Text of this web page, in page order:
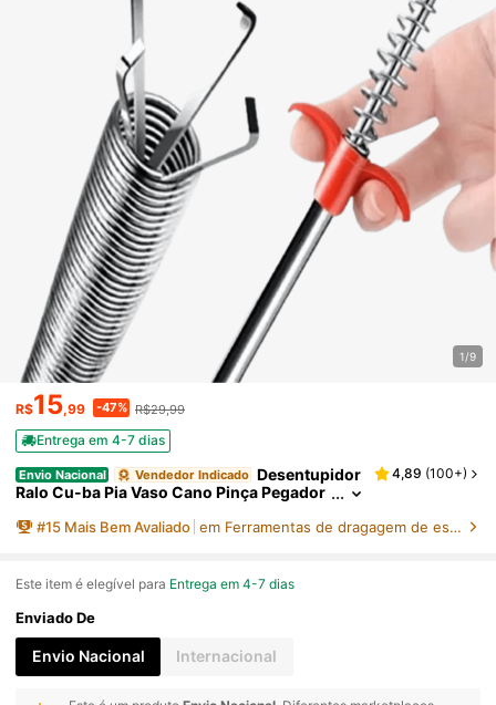
1/9
R$15,99 -47% R$29,99
Entrega em 4-7 dias
Envio Nacional Vendedor Indicado Desentupidor
Ralo Cu-ba Pia Vaso Cano Pinça Pegador
4,89 (100+)
#15 Mais Bem Avaliado em Ferramentas de dragagem de esgoto
Este item é elegível para Entrega em 4-7 dias
Enviado De
Envio Nacional Internacional